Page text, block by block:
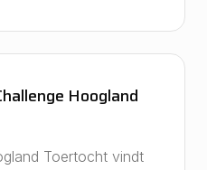
Hoogland
Toertocht vindt